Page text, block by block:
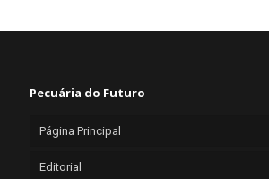
Pecuária do Futuro
Página Principal
Editorial